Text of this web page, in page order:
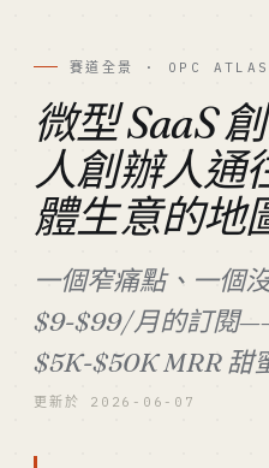
賽道全景 · OPC ATLAS
微型 SaaS
人創辦人通
體生意的地
一個窄痛點、一個
$9-$99/月的訂閱
$5K-$50K MRR 甜
更新於 2026-06-07